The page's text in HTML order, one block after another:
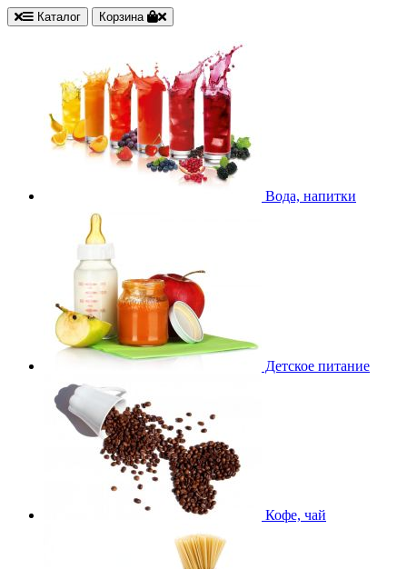
Каталог Корзина
Вода, напитки
Детское питание
Кофе, чай